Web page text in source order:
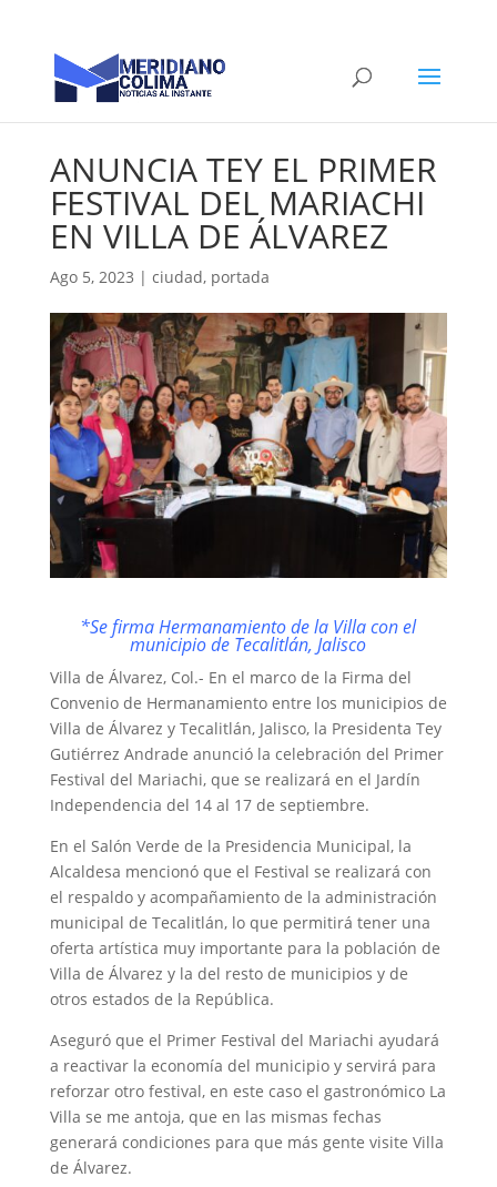
ANUNCIA TEY EL PRIMER
FESTIVAL DEL MARIACHI
EN VILLA DE ÁLVAREZ
Ago 5, 2023 | ciudad, portada
*Se firma Hermanamiento de la Villa con el
municipio de Tecalitlán, Jalisco
Villa de Álvarez, Col.- En el marco de la Firma del
Convenio de Hermanamiento entre los municipios de
Villa de Álvarez y Tecalitlán, Jalisco, la Presidenta Tey
Gutiérrez Andrade anunció la celebración del Primer
Festival del Mariachi, que se realizará en el Jardín
Independencia del 14 al 17 de septiembre.
En el Salón Verde de la Presidencia Municipal, la
Alcaldesa mencionó que el Festival se realizará con
el respaldo y acompañamiento de la administración
municipal de Tecalitlán, lo que permitirá tener una
oferta artística muy importante para la población de
Villa de Álvarez y la del resto de municipios y de
otros estados de la República.
Aseguró que el Primer Festival del Mariachi ayudará
a reactivar la economía del municipio y servirá para
reforzar otro festival, en este caso el gastronómico La
Villa se me antoja, que en las mismas fechas
generará condiciones para que más gente visite Villa
de Álvarez.